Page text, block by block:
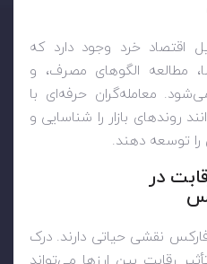
اقتصاد خرد وجود دارد که
مطالعه الگوهای مصرف، و
معامله‌گران حرفه‌ای با
روندهای بازار را شناسایی و
را توسعه دهند.
در
نقشی حیاتی دارند. درک